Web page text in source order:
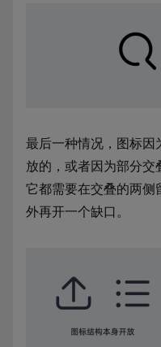
最后一种情况，图标因
放的，或者因为部分交
它都需要在交叠的两侧
外再开一个缺口。